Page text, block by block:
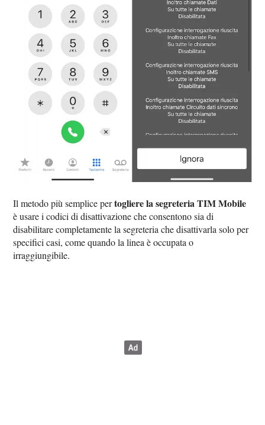
Il metodo più semplice pertogliere la segreteria TIM Mobile
è usare i codici di disattivazione che consentono sia di
disabilitare completamente la segreteria che disattivarla solo per
specifici casi, come quando la linea è occupata o
irraggiungibile.